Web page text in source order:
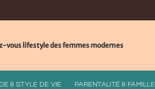
vous lifestyle des femmes modernes
& STYLE DE VIE PARENTALITÉ & FAMILLE